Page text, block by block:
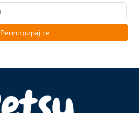
Регистрирај се